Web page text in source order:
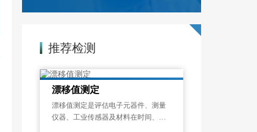
推荐检测
漂移值测定
漂移值测定是评估电子元器件、测量
仪器、工业传感器及材料在时间、温